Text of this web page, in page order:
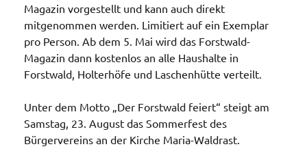
Magazin vorgestellt und kann auch direkt
mitgenommen werden. Limitiert auf ein Exemplar
pro Person. Ab dem 5. Mai wird das Forstwald-
Magazin dann kostenlos an alle Haushalte in
Forstwald, Holterhöfe und Laschenhütte verteilt.
Unter dem Motto „Der Forstwald feiert“ steigt am
Samstag, 23. August das Sommerfest des
Bürgervereins an der Kirche Maria-Waldrast.